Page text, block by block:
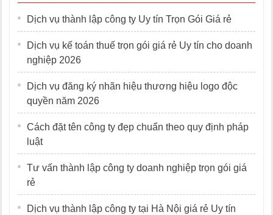
Dịch vụ thành lập công ty Uy tín Trọn Gói Giá rẻ
Dịch vụ kế toán thuế trọn gói giá rẻ Uy tín cho doanh
nghiệp 2026
Dịch vụ đăng ký nhãn hiệu thương hiệu logo độc
quyền năm 2026
Cách đặt tên công ty đẹp chuẩn theo quy định pháp
luật
Tư vấn thành lập công ty doanh nghiệp trọn gói giá
rẻ
Dịch vụ thành lập công ty tại Hà Nội giá rẻ Uy tín